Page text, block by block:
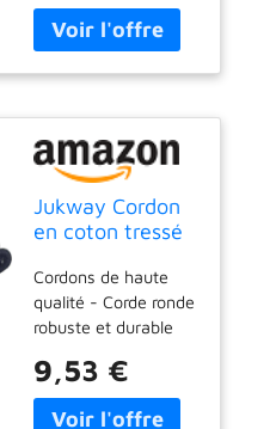
câblée Coton Naturel
Jukway Cordon
en coton tressé
- 8 mm - 10 m -
Corde à nouer
en coton - Corde
épaisse à usages
multiples - Pour
le bricolage, la
Cordons de haute
qualité - Corde ronde
robuste et durable
domestique.
Diamètre : 8 mm ;
9,53 €